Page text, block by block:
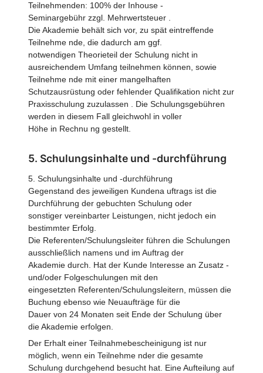
Teilnehmenden: 100% der Inhouse -
Seminargebühr zzgl. Mehrwertsteuer .
Die Akademie behält sich vor, zu spät eintreffende
Teilnehme nde, die dadurch am ggf.
notwendigen Theorieteil der Schulung nicht in
ausreichendem Umfang teilnehmen können, sowie
Teilnehme nde mit einer mangelhaften
Schutzausrüstung oder fehlender Qualifikation nicht zur
Praxisschulung zuzulassen . Die Schulungsgebühren
werden in diesem Fall gleichwohl in voller
Höhe in Rechnu ng gestellt.
5. Schulungsinhalte und -durchführung
5. Schulungsinhalte und -durchführung
Gegenstand des jeweiligen Kundena uftrags ist die
Durchführung der gebuchten Schulung oder
sonstiger vereinbarter Leistungen, nicht jedoch ein
bestimmter Erfolg.
Die Referenten/Schulungsleiter führen die Schulungen
ausschließlich namens und im Auftrag der
Akademie durch. Hat der Kunde Interesse an Zusatz -
und/oder Folgeschulungen mit den
eingesetzten Referenten/Schulungsleitern, müssen die
Buchung ebenso wie Neuaufträge für die
Dauer von 24 Monaten seit Ende der Schulung über
die Akademie erfolgen.
Der Erhalt einer Teilnahmebescheinigung ist nur
möglich, wenn ein Teilnehme nder die gesamte
Schulung durchgehend besucht hat. Eine Aufteilung auf